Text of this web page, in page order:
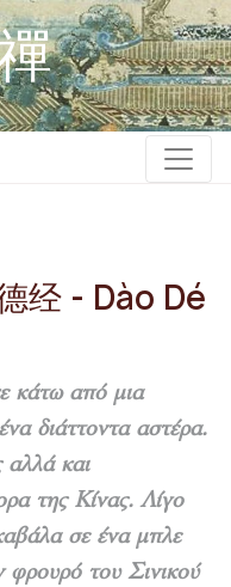
经 - Dào Dé
κάτω από μια
διάττοντα αστέρα.
αλλά και
της Κίνας. Λίγο
σε ένα μπλε
του Σινικού